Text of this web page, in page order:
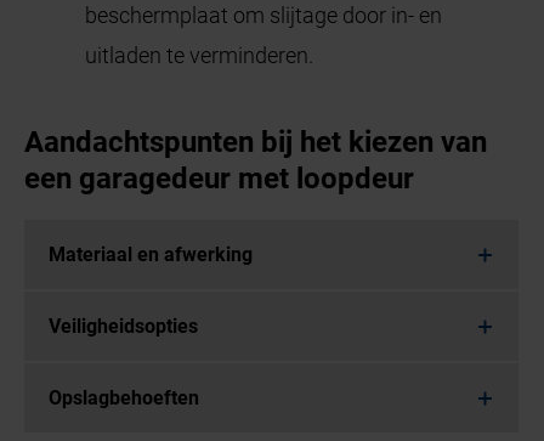
beschermplaat om slijtage door in- en
uitladen te verminderen.
Aandachtspunten bij het kiezen van
een garagedeur met loopdeur
Materiaal en afwerking
Veiligheidsopties
Opslagbehoeften